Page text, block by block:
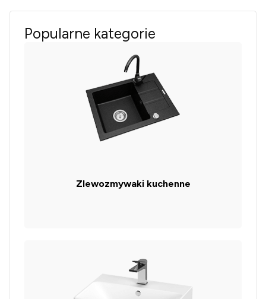
Popularne kategorie
Zlewozmywaki kuchenne